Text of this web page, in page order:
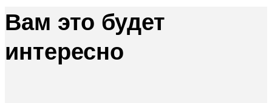
Вам это будет
интересно